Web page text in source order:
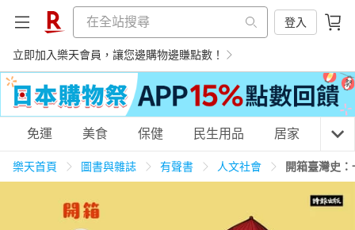
登入
立即加入樂天會員，讓您邊購物邊賺點數！
購物網分類
天天免運
免運 美食 保健 民生用品 居家 3C
樂天首頁 圖書與雜誌 有聲書 人文社會 開箱臺灣史